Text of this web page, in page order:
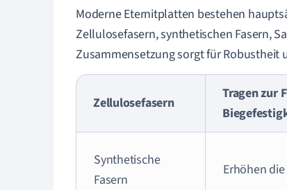
Moderne Eternitplatten bestehen
Zellulosefasern, synthetischen Fasern,
Zusammensetzung sorgt für Robustheit
Zellulosefasern
Tragen zur
Synthetische
Fasern
Erhöhen